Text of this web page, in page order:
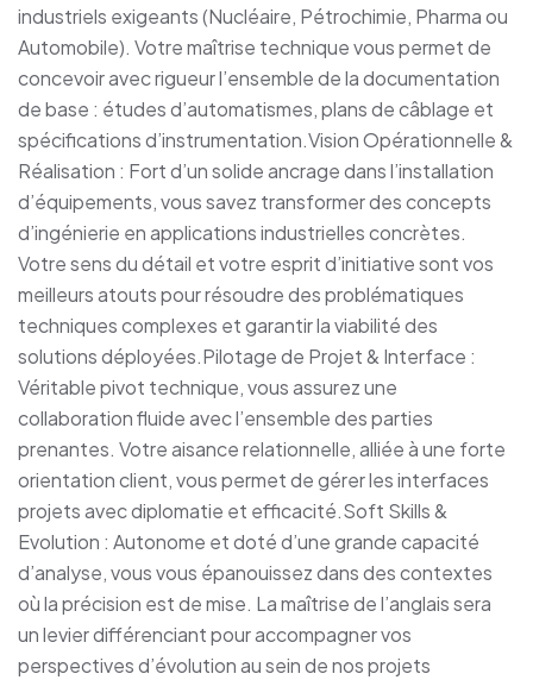
industriels exigeants (Nucléaire, Pétrochimie, Pharma ou
Automobile). Votre maîtrise technique vous permet de
concevoir avec rigueur l’ensemble de la documentation
de base : études d’automatismes, plans de câblage et
spécifications d’instrumentation.Vision Opérationnelle &
Réalisation : Fort d’un solide ancrage dans l’installation
d’équipements, vous savez transformer des concepts
d’ingénierie en applications industrielles concrètes.
Votre sens du détail et votre esprit d’initiative sont vos
meilleurs atouts pour résoudre des problématiques
techniques complexes et garantir la viabilité des
solutions déployées.Pilotage de Projet & Interface :
Véritable pivot technique, vous assurez une
collaboration fluide avec l’ensemble des parties
prenantes. Votre aisance relationnelle, alliée à une forte
orientation client, vous permet de gérer les interfaces
projets avec diplomatie et efficacité.Soft Skills &
Evolution : Autonome et doté d’une grande capacité
d’analyse, vous vous épanouissez dans des contextes
où la précision est de mise. La maîtrise de l’anglais sera
un levier différenciant pour accompagner vos
perspectives d’évolution au sein de nos projets